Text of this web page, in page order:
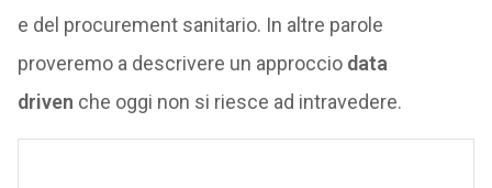
e del procurement sanitario. In altre parole
proveremo a descrivere un approccio data
driven che oggi non si riesce ad intravedere.